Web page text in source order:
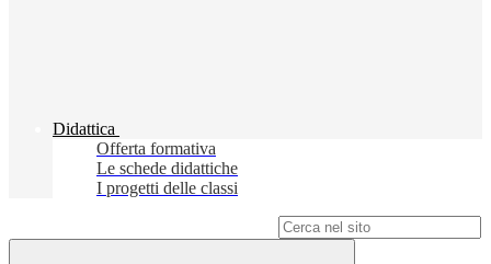
Didattica
Offerta formativa
Le schede didattiche
I progetti delle classi